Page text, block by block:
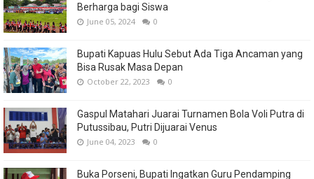
Berharga bagi Siswa
June 05, 2024 0
Bupati Kapuas Hulu Sebut Ada Tiga Ancaman yang
Bisa Rusak Masa Depan
October 22, 2023 0
Gaspul Matahari Juarai Turnamen Bola Voli Putra di
Putussibau, Putri Dijuarai Venus
June 04, 2023 0
Buka Porseni, Bupati Ingatkan Guru Pendamping